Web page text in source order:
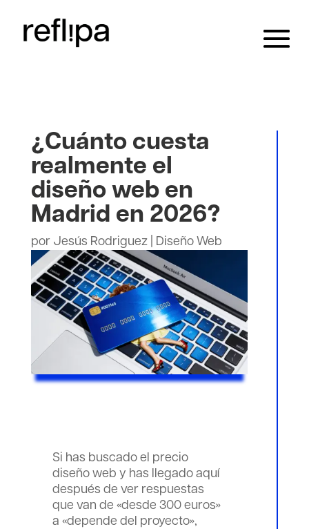
¿Cuánto cuesta
realmente el
diseño web en
Madrid en 2026?
por Jesús Rodriguez| Diseño Web
Si has buscado el precio
diseño web y has llegado aquí
después de ver respuestas
que van de «desde 300 euros»
a «depende del proyecto»,